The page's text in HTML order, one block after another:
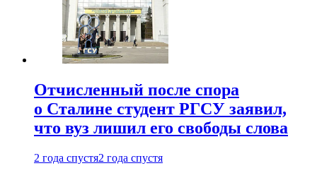
Отчисленный после спора
о Сталине студент РГСУ заявил,
что вуз лишил его свободы слова
2 года спустя2 года спустя